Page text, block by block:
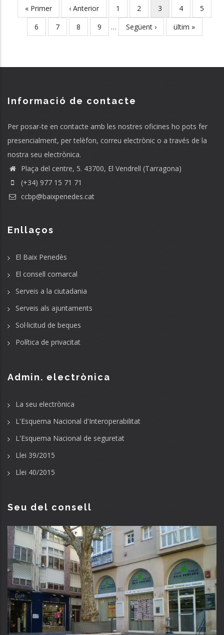
Pagination
First
page
« Primer
Previous
page
‹ Anterior Page
1 Page
2
Current
page
3 Page
4 Page
5
Page
6 Page
7 Page
8 Page
9 …
Next
Següent ›
Last
ültim »
Informació de contacte
Per posar-te en contacte amb les nostres oficines ho pots fer
presencialment, per telèfon, correu electrònic o a través de la
nostra seu electrònica.
Plaça del centre, 5. 43700, El Vendrell (Tarragona)
(+34) 977 15 71 71
ccbp@baixpenedes.cat
Enllaços
El Baix Penedès
El consell comarcal
Serveis a la ciutadania
Serveis als ajuntaments
Sol·licitud de beques
Política de privacitat
Admin. electrònica
La seu electrònica
L'Esquema Nacional d'Interoperabilitat
L'Esquema Nacional de seguretat
Llei 39/2015
Llei 40/2015
Seu del consell